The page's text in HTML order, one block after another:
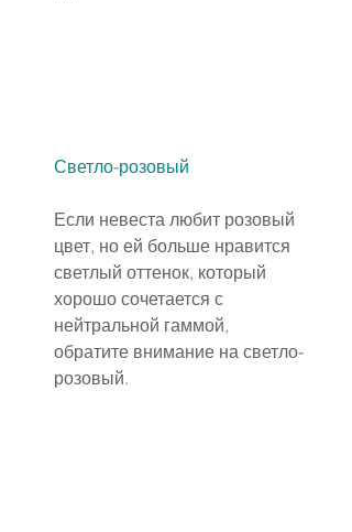
Светло-розовый
Если невеста любит розовый
цвет, но ей больше нравится
светлый оттенок, который
хорошо сочетается с
нейтральной гаммой,
обратите внимание на светло-
розовый.